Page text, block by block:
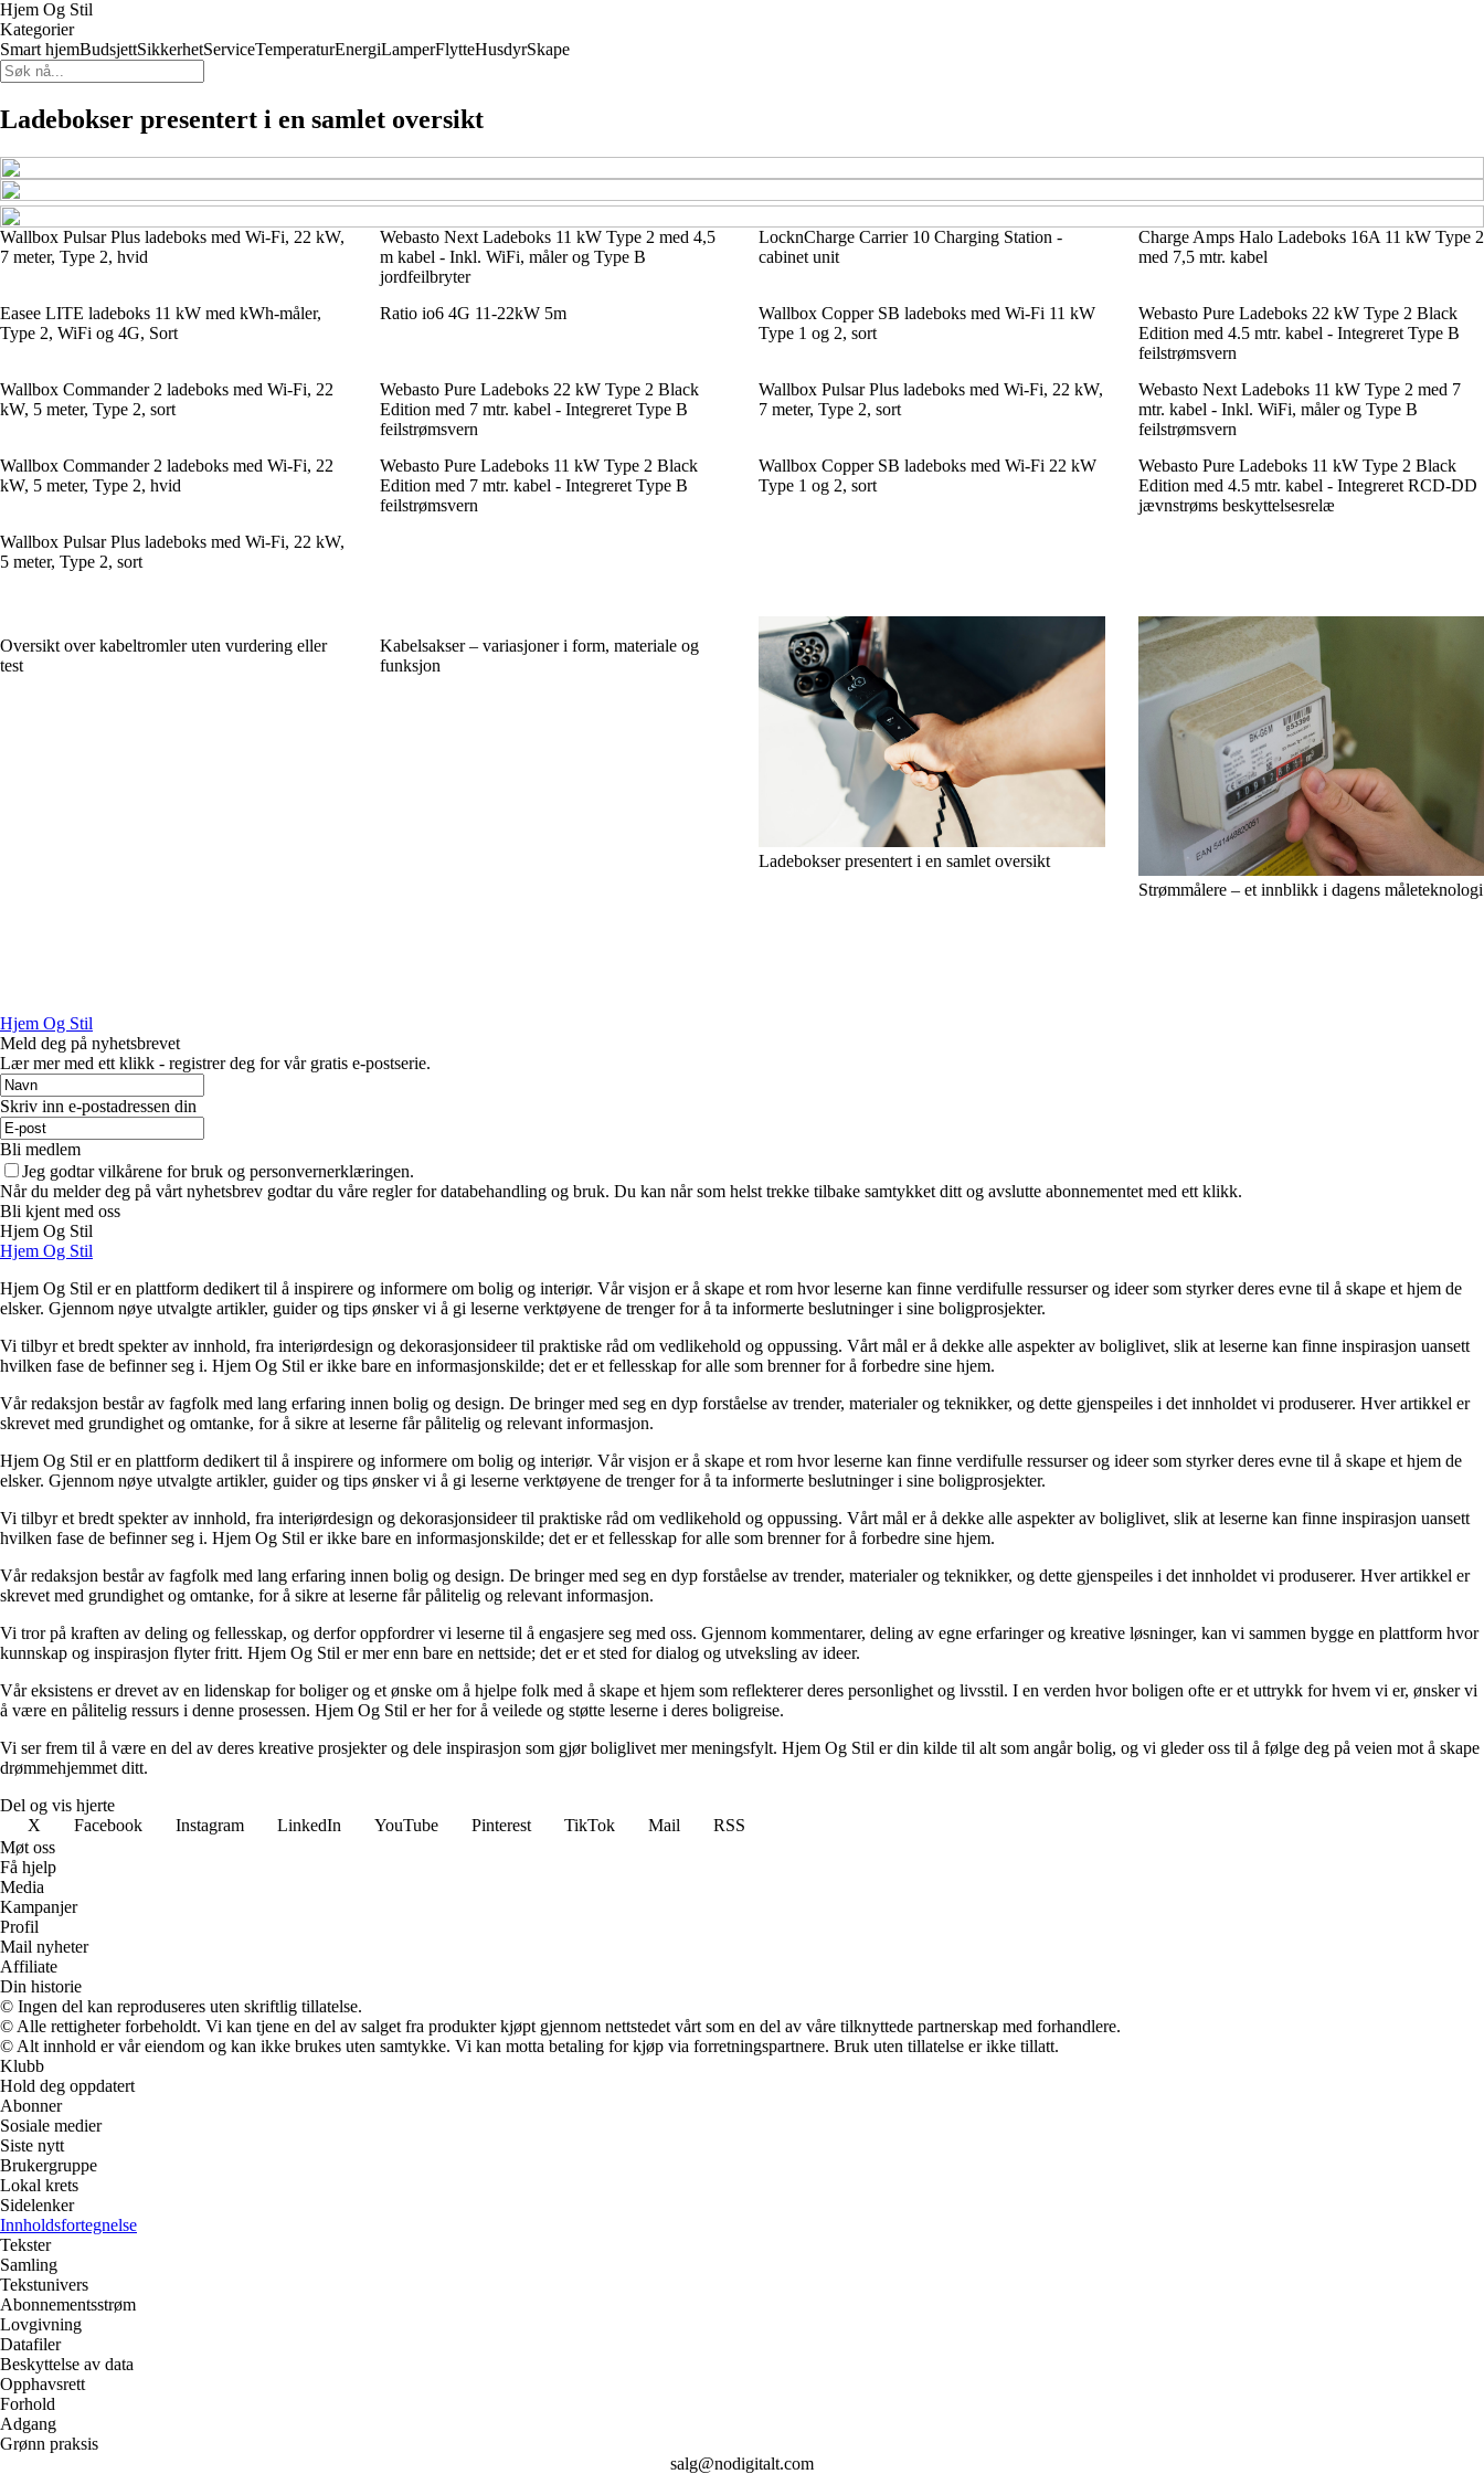
Hjem Og Stil
Kategorier
Smart hjemBudsjettSikkerhetServiceTemperaturEnergiLamperFlytteHusdyrSkape
Ladebokser presentert i en samlet oversikt
Wallbox Pulsar Plus ladeboks med Wi-Fi, 22 kW,
7 meter, Type 2, hvid
Webasto Next Ladeboks 11 kW Type 2 med 4,5
m kabel - Inkl. WiFi, måler og Type B
jordfeilbryter
LocknCharge Carrier 10 Charging Station -
cabinet unit
Charge Amps Halo Ladeboks 16A 11 kW Type 2
med 7,5 mtr. kabel
Easee LITE ladeboks 11 kW med kWh-måler,
Type 2, WiFi og 4G, Sort
Ratio io6 4G 11-22kW 5m
Wallbox Copper SB ladeboks med Wi-Fi 11 kW
Type 1 og 2, sort
Webasto Pure Ladeboks 22 kW Type 2 Black
Edition med 4.5 mtr. kabel - Integreret Type B
feilstrømsvern
Wallbox Commander 2 ladeboks med Wi-Fi, 22
kW, 5 meter, Type 2, sort
Webasto Pure Ladeboks 22 kW Type 2 Black
Edition med 7 mtr. kabel - Integreret Type B
feilstrømsvern
Wallbox Pulsar Plus ladeboks med Wi-Fi, 22 kW,
7 meter, Type 2, sort
Webasto Next Ladeboks 11 kW Type 2 med 7
mtr. kabel - Inkl. WiFi, måler og Type B
feilstrømsvern
Wallbox Commander 2 ladeboks med Wi-Fi, 22
kW, 5 meter, Type 2, hvid
Webasto Pure Ladeboks 11 kW Type 2 Black
Edition med 7 mtr. kabel - Integreret Type B
feilstrømsvern
Wallbox Copper SB ladeboks med Wi-Fi 22 kW
Type 1 og 2, sort
Webasto Pure Ladeboks 11 kW Type 2 Black
Edition med 4.5 mtr. kabel - Integreret RCD-DD
jævnstrøms beskyttelsesrelæ
Wallbox Pulsar Plus ladeboks med Wi-Fi, 22 kW,
5 meter, Type 2, sort
Oversikt over kabeltromler uten vurdering eller
test
Kabelsakser – variasjoner i form, materiale og
funksjon
Ladebokser presentert i en samlet oversikt
Strømmålere – et innblikk i dagens måleteknologi
Hjem Og Stil
Meld deg på nyhetsbrevet
Lær mer med ett klikk - registrer deg for vår gratis e-postserie.
Skriv inn e-postadressen din
Bli medlem
Jeg godtar vilkårene for bruk og personvernerklæringen.
Når du melder deg på vårt nyhetsbrev godtar du våre regler for databehandling og bruk. Du kan når som helst trekke tilbake samtykket ditt og avslutte abonnementet med ett klikk.
Bli kjent med oss
Hjem Og Stil
Hjem Og Stil
Hjem Og Stil er en plattform dedikert til å inspirere og informere om bolig og interiør. Vår visjon er å skape et rom hvor leserne kan finne verdifulle ressurser og ideer som styrker deres evne til å skape et hjem de
elsker. Gjennom nøye utvalgte artikler, guider og tips ønsker vi å gi leserne verktøyene de trenger for å ta informerte beslutninger i sine boligprosjekter.
Vi tilbyr et bredt spekter av innhold, fra interiørdesign og dekorasjonsideer til praktiske råd om vedlikehold og oppussing. Vårt mål er å dekke alle aspekter av boliglivet, slik at leserne kan finne inspirasjon uansett
hvilken fase de befinner seg i. Hjem Og Stil er ikke bare en informasjonskilde; det er et fellesskap for alle som brenner for å forbedre sine hjem.
Vår redaksjon består av fagfolk med lang erfaring innen bolig og design. De bringer med seg en dyp forståelse av trender, materialer og teknikker, og dette gjenspeiles i det innholdet vi produserer. Hver artikkel er
skrevet med grundighet og omtanke, for å sikre at leserne får pålitelig og relevant informasjon.
Hjem Og Stil er en plattform dedikert til å inspirere og informere om bolig og interiør. Vår visjon er å skape et rom hvor leserne kan finne verdifulle ressurser og ideer som styrker deres evne til å skape et hjem de
elsker. Gjennom nøye utvalgte artikler, guider og tips ønsker vi å gi leserne verktøyene de trenger for å ta informerte beslutninger i sine boligprosjekter.
Vi tilbyr et bredt spekter av innhold, fra interiørdesign og dekorasjonsideer til praktiske råd om vedlikehold og oppussing. Vårt mål er å dekke alle aspekter av boliglivet, slik at leserne kan finne inspirasjon uansett
hvilken fase de befinner seg i. Hjem Og Stil er ikke bare en informasjonskilde; det er et fellesskap for alle som brenner for å forbedre sine hjem.
Vår redaksjon består av fagfolk med lang erfaring innen bolig og design. De bringer med seg en dyp forståelse av trender, materialer og teknikker, og dette gjenspeiles i det innholdet vi produserer. Hver artikkel er
skrevet med grundighet og omtanke, for å sikre at leserne får pålitelig og relevant informasjon.
Vi tror på kraften av deling og fellesskap, og derfor oppfordrer vi leserne til å engasjere seg med oss. Gjennom kommentarer, deling av egne erfaringer og kreative løsninger, kan vi sammen bygge en plattform hvor
kunnskap og inspirasjon flyter fritt. Hjem Og Stil er mer enn bare en nettside; det er et sted for dialog og utveksling av ideer.
Vår eksistens er drevet av en lidenskap for boliger og et ønske om å hjelpe folk med å skape et hjem som reflekterer deres personlighet og livsstil. I en verden hvor boligen ofte er et uttrykk for hvem vi er, ønsker vi
å være en pålitelig ressurs i denne prosessen. Hjem Og Stil er her for å veilede og støtte leserne i deres boligreise.
Vi ser frem til å være en del av deres kreative prosjekter og dele inspirasjon som gjør boliglivet mer meningsfylt. Hjem Og Stil er din kilde til alt som angår bolig, og vi gleder oss til å følge deg på veien mot å skape
drømmehjemmet ditt.
Del og vis hjerte
X
Facebook Instagram LinkedIn YouTube Pinterest TikTok Mail
RSS
Møt oss
Få hjelp
Media
Kampanjer
Profil
Mail nyheter
Affiliate
Din historie
© Ingen del kan reproduseres uten skriftlig tillatelse.
© Alle rettigheter forbeholdt. Vi kan tjene en del av salget fra produkter kjøpt gjennom nettstedet vårt som en del av våre tilknyttede partnerskap med forhandlere.
© Alt innhold er vår eiendom og kan ikke brukes uten samtykke. Vi kan motta betaling for kjøp via forretningspartnere. Bruk uten tillatelse er ikke tillatt.
Klubb
Hold deg oppdatert
Abonner
Sosiale medier
Siste nytt
Brukergruppe
Lokal krets
Sidelenker
Innholdsfortegnelse
Tekster
Samling
Tekstunivers
Abonnementsstrøm
Lovgivning
Datafiler
Beskyttelse av data
Opphavsrett
Forhold
Adgang
Grønn praksis
salg@nodigitalt.com